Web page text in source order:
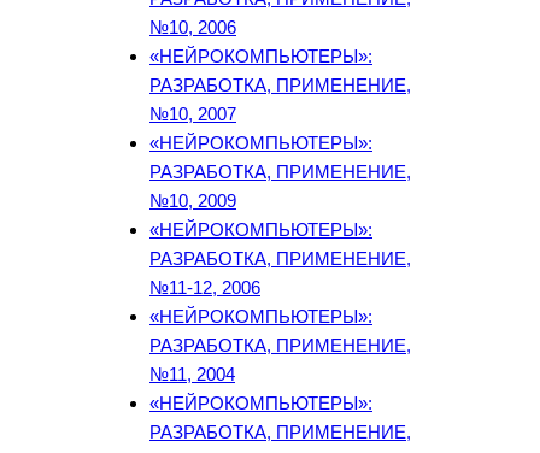
№10, 2006
«НЕЙРОКОМПЬЮТЕРЫ»:
РАЗРАБОТКА, ПРИМЕНЕНИЕ,
№10, 2007
«НЕЙРОКОМПЬЮТЕРЫ»:
РАЗРАБОТКА, ПРИМЕНЕНИЕ,
№10, 2009
«НЕЙРОКОМПЬЮТЕРЫ»:
РАЗРАБОТКА, ПРИМЕНЕНИЕ,
№11-12, 2006
«НЕЙРОКОМПЬЮТЕРЫ»:
РАЗРАБОТКА, ПРИМЕНЕНИЕ,
№11, 2004
«НЕЙРОКОМПЬЮТЕРЫ»:
РАЗРАБОТКА, ПРИМЕНЕНИЕ,